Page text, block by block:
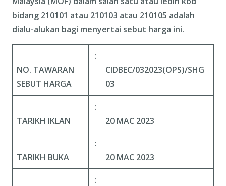
bidang 210101 atau 210103 atau 210105 adalah
dialu-alukan bagi menyertai sebut harga ini.
NO. TAWARAN
SEBUT HARGA
:
CIDBEC/032023(OPS)/SHG
03
TARIKH IKLAN
:
20 MAC 2023
TARIKH BUKA
:
20 MAC 2023
: